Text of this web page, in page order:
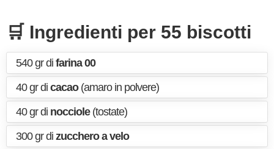
🛒 Ingredienti per 55 biscotti
540 gr di farina 00
40 gr di cacao(amaro in polvere)
40 gr di nocciole(tostate)
300 gr di zucchero a velo